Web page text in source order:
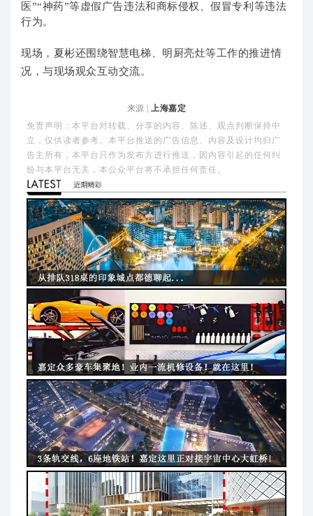
医”“神药”等虚假广告违法和商标侵权、假冒专利等违法
行为。
现场，夏彬还围绕智慧电梯、明厨亮灶等工作的推进情
况，与现场观众互动交流。
来源 |上海嘉定
免责声明：本平台对转载、分享的内容、陈述、观点判断保持中
立，仅供读者参考。本平台推送的广告信息、内容及设计均归广
告主所有，本平台只作为发布方进行推送，因内容引起的任何纠
纷与本平台无关，本公众平台将不承担任何责任。